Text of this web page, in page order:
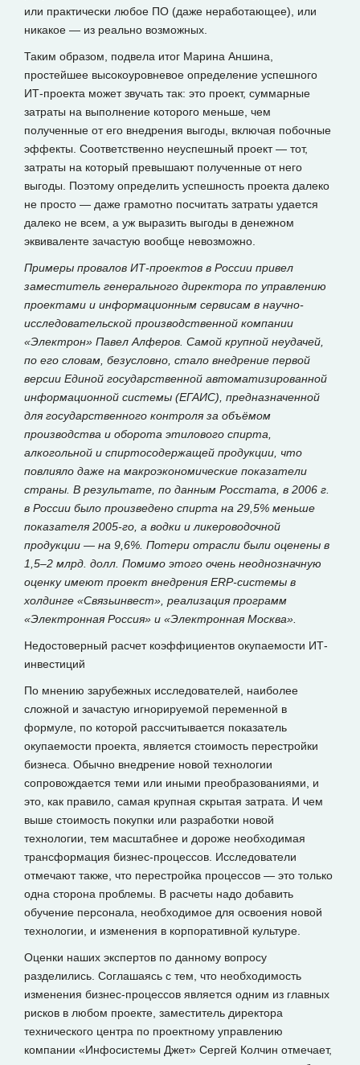
или практически любое ПО (даже неработающее), или
никакое — из реально возможных.
Таким образом, подвела итог Марина Аншина,
простейшее высокоуровневое определение успешного
ИТ-проекта может звучать так: это проект, суммарные
затраты на выполнение которого меньше, чем
полученные от его внедрения выгоды, включая побочные
эффекты. Соответственно неуспешный проект — тот,
затраты на который превышают полученные от него
выгоды. Поэтому определить успешность проекта далеко
не просто — даже грамотно посчитать затраты удается
далеко не всем, а уж выразить выгоды в денежном
эквиваленте зачастую вообще невозможно.
Примеры провалов ИТ-проектов в России привел
заместитель генерального директора по управлению
проектами и информационным сервисам в научно-
исследовательской производственной компании
«Электрон» Павел Алферов. Самой крупной неудачей,
по его словам, безусловно, стало внедрение первой
версии Единой государственной автоматизированной
информационной системы (ЕГАИС), предназначенной
для государственного контроля за объёмом
производства и оборота этилового спирта,
алкогольной и спиртосодержащей продукции, что
повлияло даже на макроэкономические показатели
страны. В результате, по данным Росстата, в 2006 г.
в России было произведено спирта на 29,5% меньше
показателя 2005-го, а водки и ликероводочной
продукции — на 9,6%. Потери отрасли были оценены в
1,5–2 млрд. долл. Помимо этого очень неоднозначную
оценку имеют проект внедрения ERP-системы в
холдинге «Связьинвест», реализация программ
«Электронная Россия» и «Электронная Москва».
Недостоверный расчет коэффициентов окупаемости ИТ-
инвестиций
По мнению зарубежных исследователей, наиболее
сложной и зачастую игнорируемой переменной в
формуле, по которой рассчитывается показатель
окупаемости проекта, является стоимость перестройки
бизнеса. Обычно внедрение новой технологии
сопровождается теми или иными преобразованиями, и
это, как правило, самая крупная скрытая затрата. И чем
выше стоимость покупки или разработки новой
технологии, тем масштабнее и дороже необходимая
трансформация бизнес-процессов. Исследователи
отмечают также, что перестройка процессов — это только
одна сторона проблемы. В расчеты надо добавить
обучение персонала, необходимое для освоения новой
технологии, и изменения в корпоративной культуре.
Оценки наших экспертов по данному вопросу
разделились. Соглашаясь с тем, что необходимость
изменения бизнес-процессов является одним из главных
рисков в любом проекте, заместитель директора
технического центра по проектному управлению
компании «Инфосистемы Джет» Сергей Колчин отмечает,